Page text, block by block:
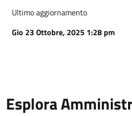
Ultimo aggiornamento
Gio 23 Ottobre, 2025 1:28 pm
Esplora